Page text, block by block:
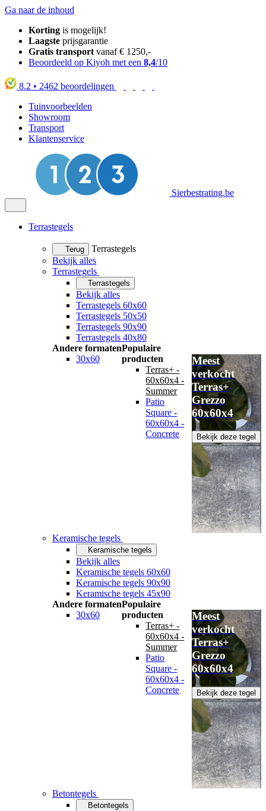
Ga naar de inhoud
Korting is mogelijk!
Laagste prijsgarantie
Gratis transport vanaf € 1250,-
Beoordeeld op Kiyoh met een 8,4/10
8.2 • 2462 beoordelingen
Tuinvoorbeelden
Showroom
Transport
Klantenservice
Sierbestrating.be
Terrastegels
Terug
Terrastegels
Bekijk alles
Terrastegels
Terrastegels
Bekijk alles
Terrastegels 60x60
Terrastegels 50x50
Terrastegels 90x90
Terrastegels 40x80
Andere formaten
30x60
Populaire
producten
Terras+ -
60x60x4 -
Summer
Patio
Square -
60x60x4 -
Concrete
Meest
verkocht
Terras+
Grezzo
60x60x4
Bekijk deze tegel
Keramische tegels
Keramische tegels
Bekijk alles
Keramische tegels 60x60
Keramische tegels 90x90
Keramische tegels 45x90
Andere formaten
30x60
Populaire
producten
Terras+ -
60x60x4 -
Summer
Patio
Square -
60x60x4 -
Concrete
Meest
verkocht
Terras+
Grezzo
60x60x4
Bekijk deze tegel
Betontegels
Betontegels